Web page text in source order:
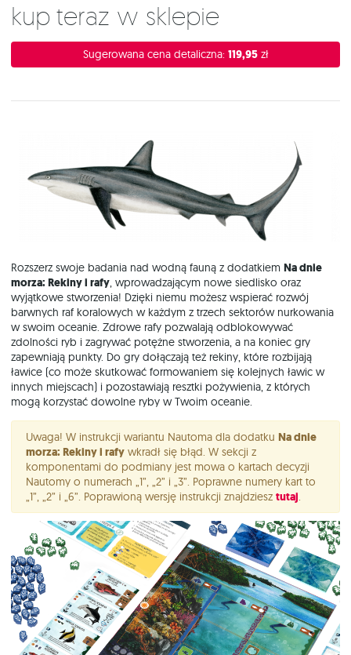
Kup teraz w sklepie
Sugerowana cena detaliczna: 119,95 zł
Rozszerz swoje badania nad wodną fauną z dodatkiem Na dnie
morza: Rekiny i rafy, wprowadzającym nowe siedlisko oraz
wyjątkowe stworzenia! Dzięki niemu możesz wspierać rozwój
barwnych raf koralowych w każdym z trzech sektorów nurkowania
w swoim oceanie. Zdrowe rafy pozwalają odblokowywać
zdolności ryb i zagrywać potężne stworzenia, a na koniec gry
zapewniają punkty. Do gry dołączają też rekiny, które rozbijają
ławice (co może skutkować formowaniem się kolejnych ławic w
innych miejscach) i pozostawiają resztki pożywienia, z których
mogą korzystać dowolne ryby w Twoim oceanie.
Uwaga! W instrukcji wariantu Nautoma dla dodatku Na dnie
morza: Rekiny i rafywkradł się błąd. W sekcji z
komponentami do podmiany jest mowa o kartach decyzji
Nautomy o numerach „1”, „2” i „3”. Poprawne numery kart to
„1”, „2” i „6”. Poprawioną wersję instrukcji znajdziesz tutaj